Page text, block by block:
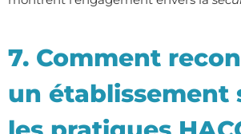
7. Comment
un établissement